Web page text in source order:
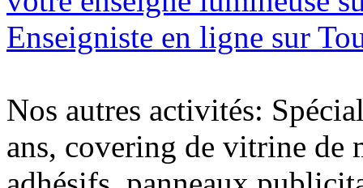
Enseigniste en ligne sur
Nos autres activités:
ans, covering de vitrine de